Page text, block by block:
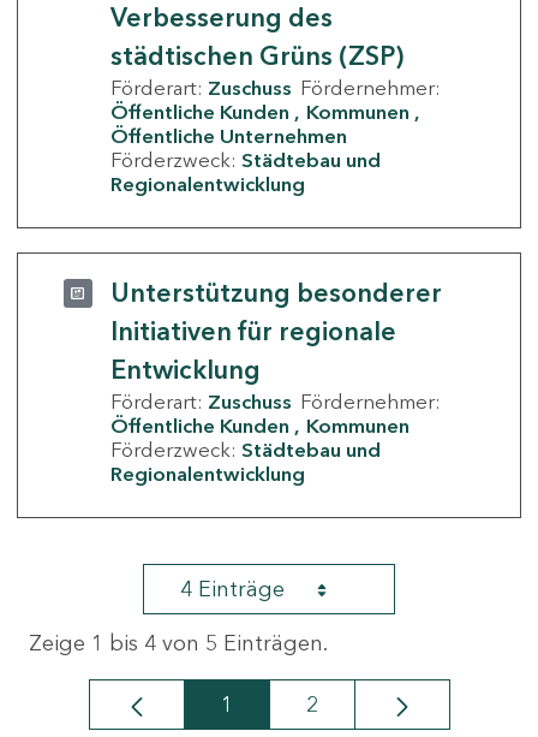
Verbesserung des
städtischen Grüns (ZSP)
Förderart: Zuschuss Fördernehmer:
Öffentliche Kunden
Kommunen
Öffentliche Unternehmen
Förderzweck: Städtebau und
Regionalentwicklung
Unterstützung besonderer
Initiativen für regionale
Entwicklung
Förderart: Zuschuss Fördernehmer:
Öffentliche Kunden
Kommunen
Förderzweck: Städtebau und
Regionalentwicklung
4 Einträge
Zeige 1 bis 4 von 5 Einträgen.
Seite
1 Seite
2